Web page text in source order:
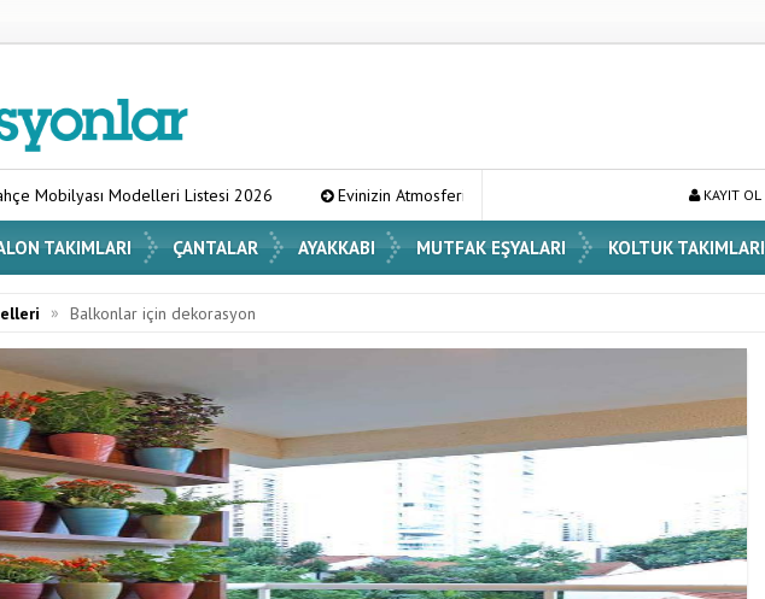
2026 Evinizin Atmosferini Değiştirecek En Şık Vazo Modelleri ve Dekorasyon FikirleriKAYIT OL
TAKIMLARI ÇANTALAR AYAKKABI MUTFAK EŞYALARI KOLTUK TAKIMLARI
» Balkonlar için dekorasyon